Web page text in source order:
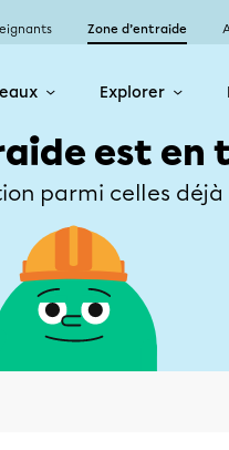
Zone d’entraide
Explorer
est
parmi celles déjà